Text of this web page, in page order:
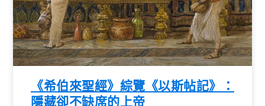
《希伯來聖經》綜覽《以斯帖記》：
隱藏卻不缺席的上帝